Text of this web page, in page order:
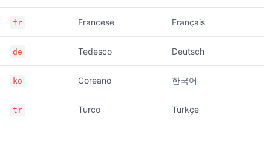
fr Francese Français
de Tedesco Deutsch
ko Coreano 한국어
tr Turco Türkçe